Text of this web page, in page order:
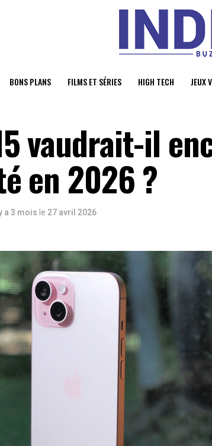
BONS PLANS FILMS ET SÉRIES HIGH TECH JEUX
vaudrait-il
en 2026 ?
a 3 mois le 27 avril 2026